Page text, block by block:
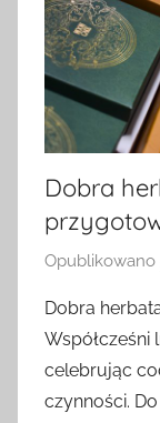
Dobra
Opublikowano
Dobra
Współcześni
celebrując
czynności.